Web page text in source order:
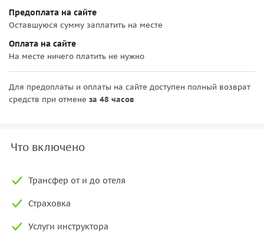
Предоплата на сайте
Оставшуюся сумму заплатить на месте
Оплата на сайте
На месте ничего платить не нужно
Для предоплаты и оплаты на сайте доступен полный возврат
средств при отмене за 48 часов
Что включено
Трансфер от и до отеля
Страховка
Услуги инструктора